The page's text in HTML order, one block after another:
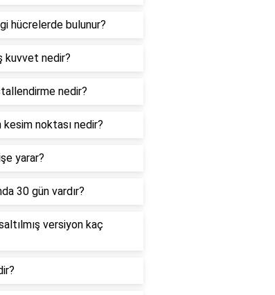
hücrelerde bulunur?
kuvvet nedir?
nedir?
kesim noktası nedir?
yarar?
30 gün vardır?
versiyon kaç